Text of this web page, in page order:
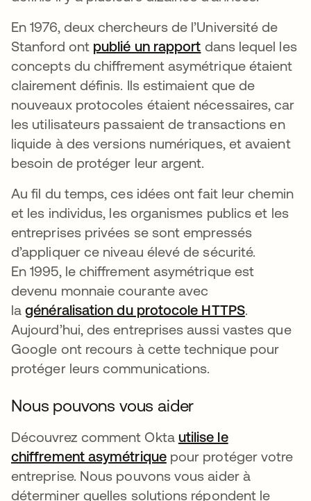
En 1976, deux chercheurs de l’Université de
Stanford ont publié un rapport s’ouvre dans un
dans lequel les
concepts du chiffrement asymétrique étaient
clairement définis. Ils estimaient que de
nouveaux protocoles étaient nécessaires, car
les utilisateurs passaient de transactions en
liquide à des versions numériques, et avaient
besoin de protéger leur argent.
Au fil du temps, ces idées ont fait leur chemin
et les individus, les organismes publics et les
entreprises privées se sont empressés
d’appliquer ce niveau élevé de sécurité.
En 1995, le chiffrement asymétrique est
devenu monnaie courante avec
lagénéralisation du protocole HTTPSs’ouvre
.
Aujourd’hui, des entreprises aussi vastes que
Google ont recours à cette technique pour
protéger leurs communications.
Nous pouvons vous aider
Découvrez comment Okta utilise le
chiffrement asymétriquepour protéger votre
entreprise. Nous pouvons vous aider à
déterminer quelles solutions répondent le